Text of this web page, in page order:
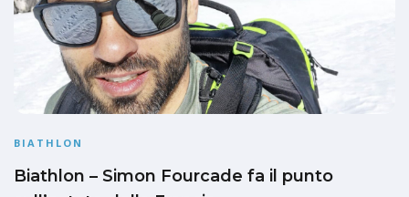
BIATHLON
Biathlon – Simon Fourcade fa il punto